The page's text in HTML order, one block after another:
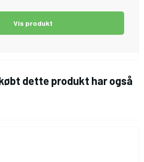
Vis produkt
dette produkt har også